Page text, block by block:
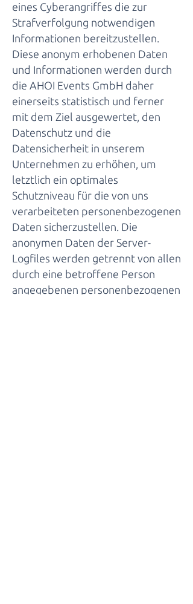
eines Cyberangriffes die zur
Strafverfolgung notwendigen
Informationen bereitzustellen.
Diese anonym erhobenen Daten
und Informationen werden durch
die AHOI Events GmbH daher
einerseits statistisch und ferner
mit dem Ziel ausgewertet, den
Datenschutz und die
Datensicherheit in unserem
Unternehmen zu erhöhen, um
letztlich ein optimales
Schutzniveau für die von uns
verarbeiteten personenbezogenen
Daten sicherzustellen. Die
anonymen Daten der Server-
Logfiles werden getrennt von allen
durch eine betroffene Person
angegebenen personenbezogenen